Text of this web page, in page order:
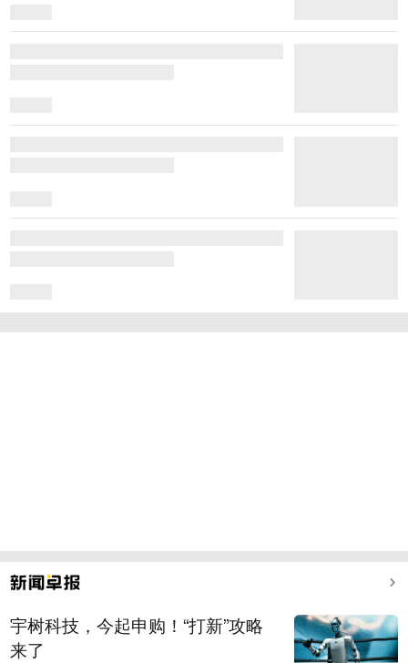
宇树科技，今起申购！“打新”攻略
来了